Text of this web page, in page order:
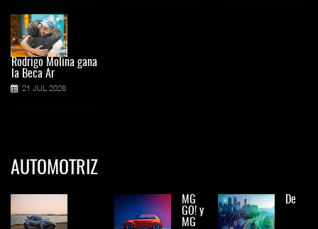
Rodrigo Molina gana
la Beca Ar
21 JUL 2026
AUTOMOTRIZ
MG
GO! y
MG
De